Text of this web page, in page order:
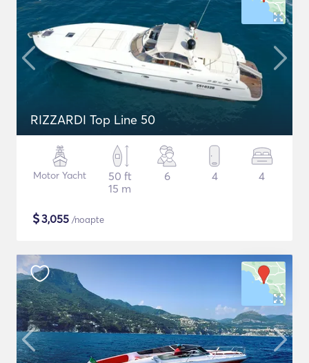
RIZZARDI Top Line 50
Motor Yacht
50 ft
15 m
6 4 4
$3,055 /noapte